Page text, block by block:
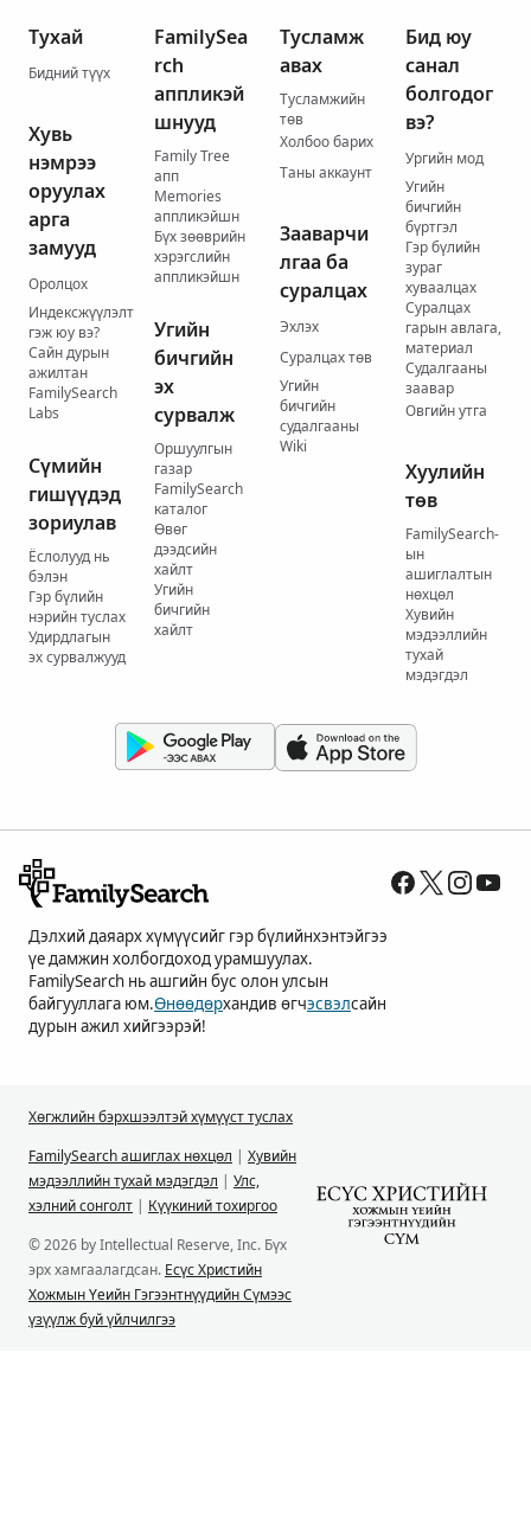
Тухай
Бидний түүх
Хувь
нэмрээ
оруулах
арга
замууд
Оролцох
Индексжүүлэлт
гэж юу вэ?
Сайн дурын
ажилтан
FamilySearch
Labs
Сүмийн
гишүүдэд
зориулав
Ёслолууд нь
бэлэн
Гэр бүлийн
нэрийн туслах
Удирдлагын
эх сурвалжууд
FamilySea
rch
аппликэй
шнууд
Family Tree
апп
Memories
аппликэйшн
Бүх зөөврийн
хэрэгслийн
аппликэйшн
Угийн
бичгийн
эх
сурвалж
Оршуулгын
газар
FamilySearch
каталог
Өвөг
дээдсийн
хайлт
Угийн
бичгийн
хайлт
Тусламж
авах
Тусламжийн
төв
Холбоо барих
Таны аккаунт
Зааварчи
лгаа ба
суралцах
Эхлэх
Суралцах төв
Угийн
бичгийн
судалгааны
Wiki
Бид юу
санал
болгодог
вэ?
Ургийн мод
Угийн
бичгийн
бүртгэл
Гэр бүлийн
зураг
хуваалцах
Суралцах
гарын авлага,
материал
Судалгааны
заавар
Овгийн утга
Хуулийн
төв
FamilySearch-
ын
ашиглалтын
нөхцөл
Хувийн
мэдээллийн
тухай
мэдэгдэл
Дэлхий даяарх хүмүүсийг гэр бүлийнхэнтэйгээ
үе дамжин холбогдоход урамшуулах.
FamilySearch нь ашгийн бус олон улсын
байгууллага юм.Өнөөдөрхандив өгчэсвэлсайн
дурын ажил хийгээрэй!
Хөгжлийн бэрхшээлтэй хүмүүст туслах
FamilySearch ашиглах нөхцөл | Хувийн
мэдээллийн тухай мэдэгдэл | Улс,
хэлний сонголт | Күүкиний тохиргоо
© 2026 by Intellectual Reserve, Inc. Бүх
эрх хамгаалагдсан. Есүс Христийн
Хожмын Үеийн Гэгээнтнүүдийн Сүмээс
үзүүлж буй үйлчилгээ